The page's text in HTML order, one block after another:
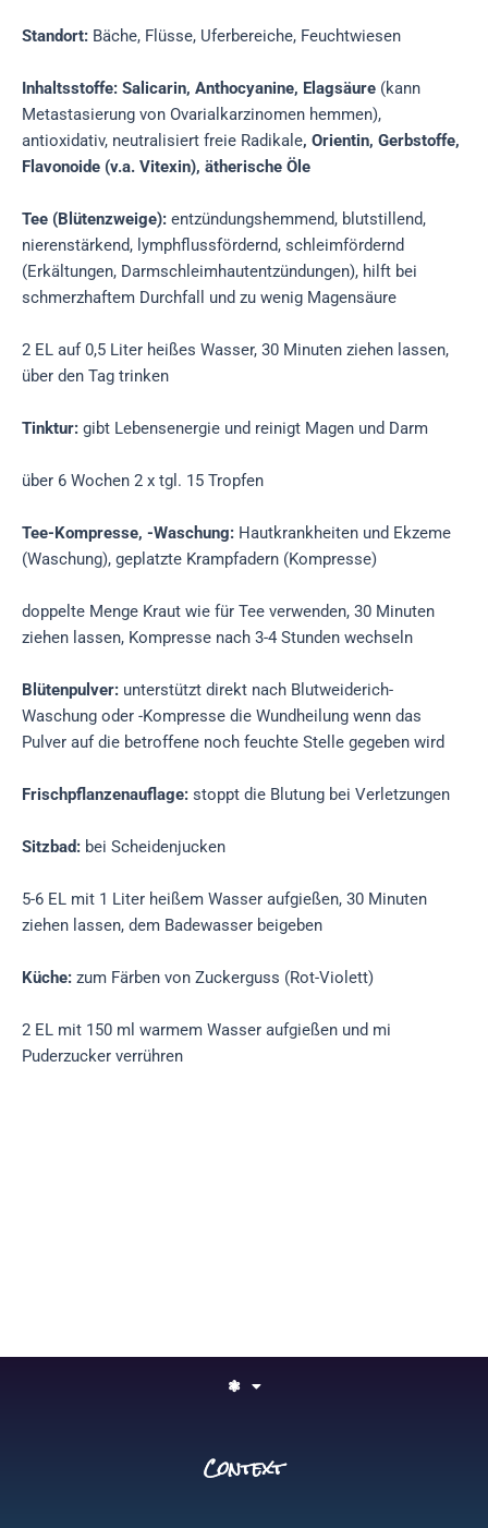
Standort: Bäche, Flüsse, Uferbereiche, Feuchtwiesen
Inhaltsstoffe: Salicarin, Anthocyanine, Elagsäure (kann
Metastasierung von Ovarialkarzinomen hemmen),
antioxidativ, neutralisiert freie Radikale, Orientin, Gerbstoffe,
Flavonoide (v.a. Vitexin), ätherische Öle
Tee (Blütenzweige): entzündungshemmend, blutstillend,
nierenstärkend, lymphflussfördernd, schleimfördernd
(Erkältungen, Darmschleimhautentzündungen), hilft bei
schmerzhaftem Durchfall und zu wenig Magensäure
2 EL auf 0,5 Liter heißes Wasser, 30 Minuten ziehen lassen,
über den Tag trinken
Tinktur: gibt Lebensenergie und reinigt Magen und Darm
über 6 Wochen 2 x tgl. 15 Tropfen
Tee-Kompresse, -Waschung: Hautkrankheiten und Ekzeme
(Waschung), geplatzte Krampfadern (Kompresse)
doppelte Menge Kraut wie für Tee verwenden, 30 Minuten
ziehen lassen, Kompresse nach 3-4 Stunden wechseln
Blütenpulver: unterstützt direkt nach Blutweiderich-
Waschung oder -Kompresse die Wundheilung wenn das
Pulver auf die betroffene noch feuchte Stelle gegeben wird
Frischpflanzenauflage: stoppt die Blutung bei Verletzungen
Sitzbad: bei Scheidenjucken
5-6 EL mit 1 Liter heißem Wasser aufgießen, 30 Minuten
ziehen lassen, dem Badewasser beigeben
Küche: zum Färben von Zuckerguss (Rot-Violett)
2 EL mit 150 ml warmem Wasser aufgießen und mi
Puderzucker verrühren
❃
Context